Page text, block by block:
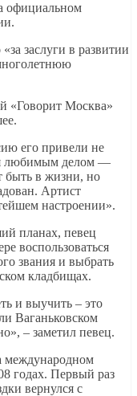
официальном
заслуги в развитии
«Говорит Москва»
его привели не
любимым делом —
быть в жизни, но
Артист
настроении».
планах, певец
воспользоваться
звания и выбрать
кладбищах.
и выучить – это
Ваганьковском
– заметил певец.
международном
годах. Первый раз
вернулся с